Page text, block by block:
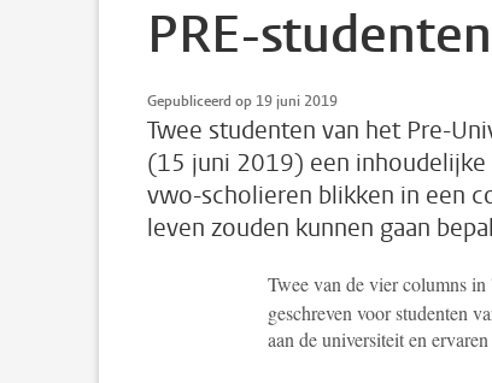
PRE-
Gepubliceerd op 19 juni 2019
Twee studenten van het Pre-
(15 juni 2019) een inhoudelijke
vwo-scholieren blikken in een
leven zouden kunnen gaan
Twee van de vier columns in '
geschreven voor studenten
aan de universiteit en